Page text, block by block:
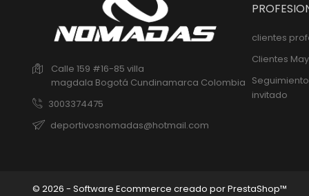
Calle 159 #16-85 villa
magdala Bogotá Cundinamarca Colombia
3003374475
deportivosnomadas@hotmail.com
clientes
Clientes
invitado
© 2026 - Software Ecommerce creado por PrestaShop™